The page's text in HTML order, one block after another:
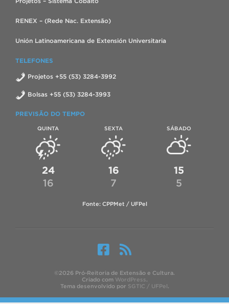
RENEX – (Rede Nac. Extensão)
Unión Latinoamericana de Extensión Universitaria
TELEFONES
Projetos +55 (53) 3284-3992
Bolsas +55 (53) 3284-3993
PREVISÃO DO TEMPO
QUINTA
24
16
SEXTA
16
7
SÁBADO
15
5
Fonte: CPPMet / UFPel
©2026 Pró-Reitoria de Extensão e Cultura.
Criado com WordPress.
Tema desenvolvido por SGTIC / UFPel.